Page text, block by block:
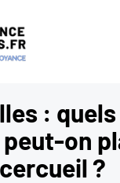
:
on
?